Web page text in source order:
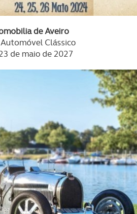
de Aveiro
Clássico
de maio de 2027